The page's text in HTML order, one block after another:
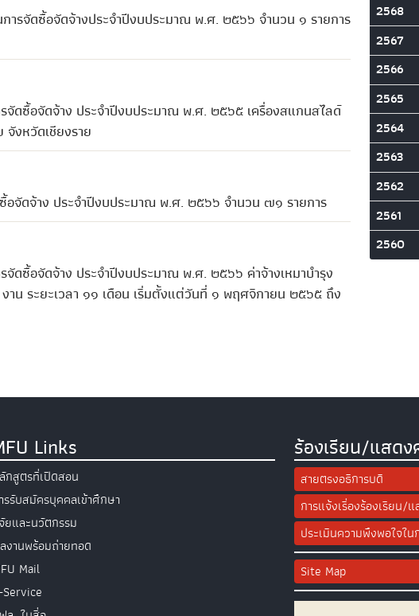
ารจัดซื้อจัดจ้างประจำปีงบประมาณ พ.ศ. ๒๕๖๖ จำนวน ๑ รายการ
ดซื้อจัดจ้าง ประจำปีงบประมาณ พ.ศ. ๒๕๖๕ เครื่องสแกนสไลด์
งหวัดเชียงราย
จัดจ้าง ประจำปีงบประมาณ พ.ศ. ๒๕๖๖ จำนวน ๗๑ รายการ
ดซื้อจัดจ้าง ประจำปีงบประมาณ พ.ศ. ๒๕๖๖ ค่าจ้างเหมาบำรุง
น ระยะเวลา ๑๑ เดือน เริ่มตั้งแต่วันที่ ๑ พฤศจิกายน ๒๕๖๕ ถึง
2568
2567
2566
2565
2564
2563
2562
2561
2560
Links
กสูตรที่เปิดสอน
รรับสมัครบุคคลเข้าศึกษา
ยและนวัตกรรม
งานพร้อมถ่ายทอด
Mail
Service
ร้องเรียน/แสดง
สายตรงอธิการบดี
การแจ้งเรื่องร้องเรียน/
ประเมินความพึงพอใจใ
Site Map